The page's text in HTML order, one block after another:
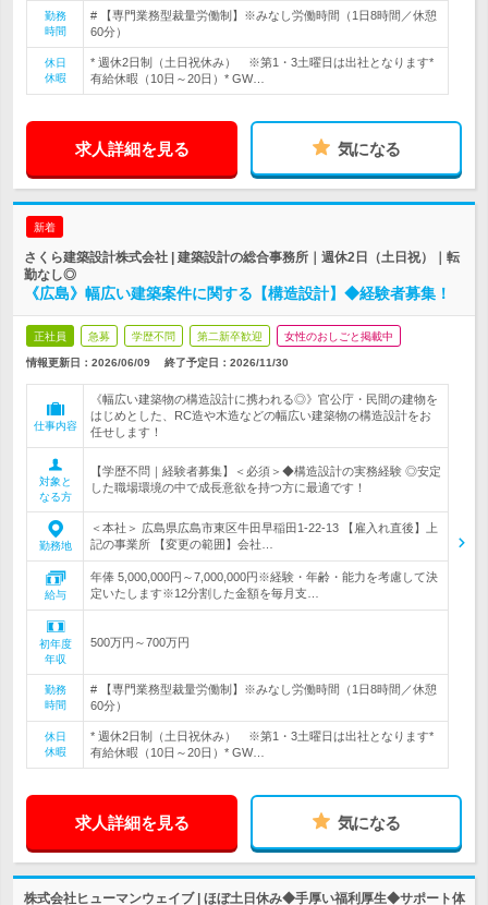
勤務
時間
# 【専門業務型裁量労働制】※みなし労働時間（1日8時間／休憩
60分）
休日
休暇
* 週休2日制（土日祝休み） ※第1・3土曜日は出社となります*
有給休暇（10日～20日）* GW…
求人詳細を見る 気になる
新着
さくら建築設計株式会社 | 建築設計の総合事務所｜週休2日（土日祝）｜転
勤なし◎
《広島》幅広い建築案件に関する【構造設計】◆経験者募集！
正社員 急募 学歴不問 第二新卒歓迎 女性のおしごと掲載中
情報更新日：2026/06/09 終了予定日： 2026/11/30
仕事内容
《幅広い建築物の構造設計に携われる◎》官公庁・民間の建物を
はじめとした、RC造や木造などの幅広い建築物の構造設計をお
任せします！
対象と
なる方
【学歴不問｜経験者募集】＜必須＞◆構造設計の実務経験 ◎安定
した職場環境の中で成長意欲を持つ方に最適です！
勤務地
＜本社＞ 広島県広島市東区牛田早稲田1-22-13 【雇入れ直後】上
記の事業所 【変更の範囲】会社…
給与
年俸 5,000,000円～7,000,000円※経験・年齢・能力を考慮して決
定いたします※12分割した金額を毎月支…
初年度
年収
500万円～700万円
勤務
時間
# 【専門業務型裁量労働制】※みなし労働時間（1日8時間／休憩
60分）
休日
休暇
* 週休2日制（土日祝休み） ※第1・3土曜日は出社となります*
有給休暇（10日～20日）* GW…
求人詳細を見る 気になる
株式会社ヒューマンウェイブ | ほぼ土日休み◆手厚い福利厚生◆サポート体